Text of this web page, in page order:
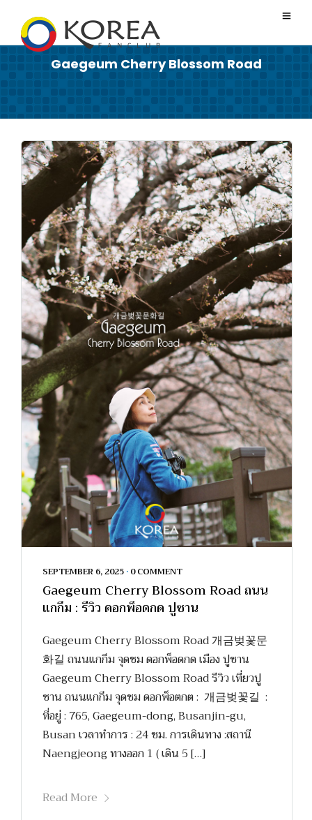
Gaegeum Cherry Blossom Road
SEPTEMBER 6, 2025 • 0 COMMENT
Gaegeum Cherry Blossom Road ถนน
แกกึม : รีวิว ดอกพ็อดกด ปูซาน
Gaegeum Cherry Blossom Road 개금벚꽃문
화길 ถนนแกกึม จุดชม ดอกพ็อดกด เมือง ปูซาน
Gaegeum Cherry Blossom Road รีวิว เที่ยวปู
ซาน ถนนแกกึม จุดชม ดอกพ็อตกต : 개금벚꽃길 :
ที่อยู่ : 765, Gaegeum-dong, Busanjin-gu,
Busan เวลาทำการ : 24 ชม. การเดินทาง :สถานี
Naengjeong ทางออก 1 ( เดิน 5 […]
Read More